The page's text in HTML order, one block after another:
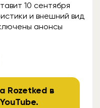
10 сентября
и внешний вид
анонсы
Rozetked в
YouTube.